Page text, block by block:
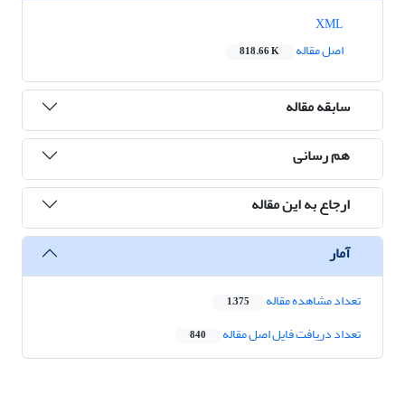
اصل مقاله
818.66 K
سابقه مقاله
هم رسانی
ارجاع به این مقاله
آمار
تعداد مشاهده مقاله 1,375
تعداد دریافت فایل اصل مقاله 840